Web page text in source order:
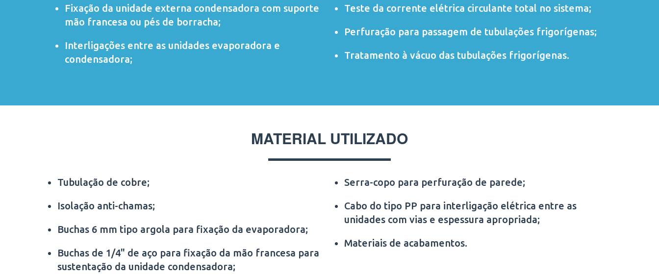
Fixação da unidade externa condensadora com suporte
mão francesa ou pés de borracha;
Interligações entre as unidades evaporadora e
condensadora;
Teste da corrente elétrica circulante total no sistema;
Perfuração para passagem de tubulações frigorígenas;
Tratamento à vácuo das tubulações frigorígenas.
MATERIAL UTILIZADO
Tubulação de cobre;
Isolação anti-chamas;
Buchas 6 mm tipo argola para fixação da evaporadora;
Buchas de 1/4" de aço para fixação da mão francesa para
sustentação da unidade condensadora;
Serra-copo para perfuração de parede;
Cabo do tipo PP para interligação elétrica entre as
unidades com vias e espessura apropriada;
Materiais de acabamentos.